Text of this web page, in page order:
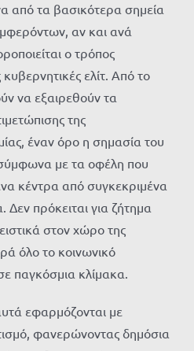
από τα βασικότερα σημεία
αν και ανά
ο τρόπος
ελίτ. Από το
να εξαιρεθούν τα
της
έναν όρο η σημασία του
με τα οφέλη που
κέντρα από συγκεκριμένα
πρόκειται για ζήτημα
στον χώρο της
όλο το κοινωνικό
παγκόσμια κλίμακα.
εφαρμόζονται με
φανερώνοντας δημόσια